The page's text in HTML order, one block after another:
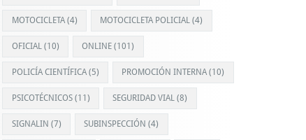
MOTOCICLETA(4) MOTOCICLETA POLICIAL (4)
OFICIAL(10) ONLINE (101)
POLICÍA CIENTÍFICA(5) PROMOCIÓN INTERNA (10)
PSICOTÉCNICOS(11) SEGURIDAD VIAL (8)
SIGNALIN (7) SUBINSPECCIÓN (4)